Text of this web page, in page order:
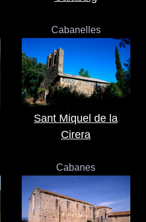
Cabanelles
Sant Miquel de la
Cirera
Cabanes